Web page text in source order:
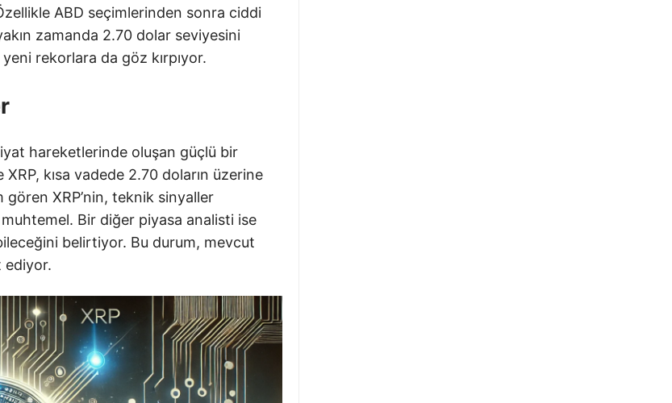
ABD seçimlerinden sonra ciddi
zamanda 2.70 dolar seviyesini
rekorlara da göz kırpıyor.
hareketlerinde oluşan güçlü bir
kısa vadede 2.70 doların üzerine
gören XRP’nin, teknik sinyaller
Bir diğer piyasa analisti ise
belirtiyor. Bu durum, mevcut
ediyor.